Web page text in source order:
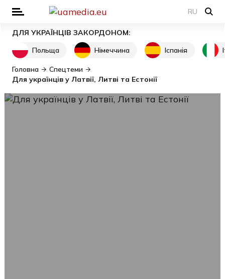
RU
ДЛЯ УКРАЇНЦІВ ЗАКОРДОНОМ:
Польща
Німеччина Іспанія
Головна
Спецтеми
Для українців у Латвії, Литві та Естонії